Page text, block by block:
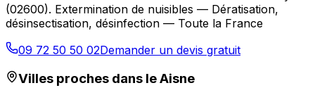
(02600). Extermination de nuisibles — Dératisation,
désinsectisation, désinfection — Toute la France
09 72 50 50 02Demander un devis gratuit
Villes proches dans leAisne